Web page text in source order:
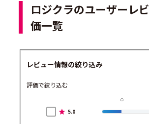
ロジクラのユーザーレ
価一覧
レビュー情報の絞り込み
評価で絞り込む
5.0